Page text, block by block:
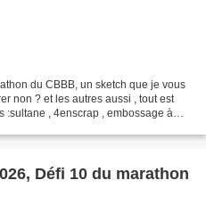
du CBBB, un sketch que je vous
non ? et les autres aussi , tout est
:sultane , 4enscrap , embossage à
Défi 10 du marathon